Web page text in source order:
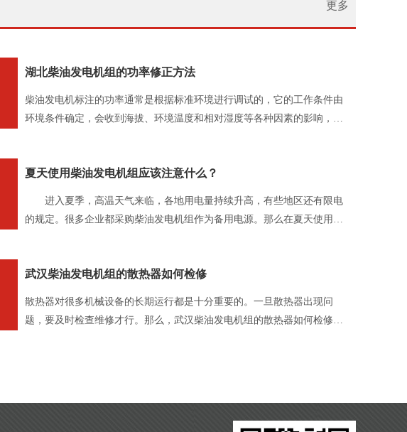
更多
湖北柴油发电机组的功率修正方法
柴油发电机标注的功率通常是根据标准环境进行调试的，它的工作条件由
环境条件确定，会收到海拔、环境温度和相对湿度等各种因素的影响，一
的功率修正方法详细介绍如下。
夏天使用柴油发电机组应该注意什么？
进入夏季，高温天气来临，各地用电量持续升高，有些地区还有限电
的规定。很多企业都采购柴油发电机组作为备用电源。那么在夏天使用柴
武汉柴油发电机组的散热器如何检修
散热器对很多机械设备的长期运行都是十分重要的。一旦散热器出现问
题，要及时检查维修才行。那么，武汉柴油发电机组的散热器如何检修